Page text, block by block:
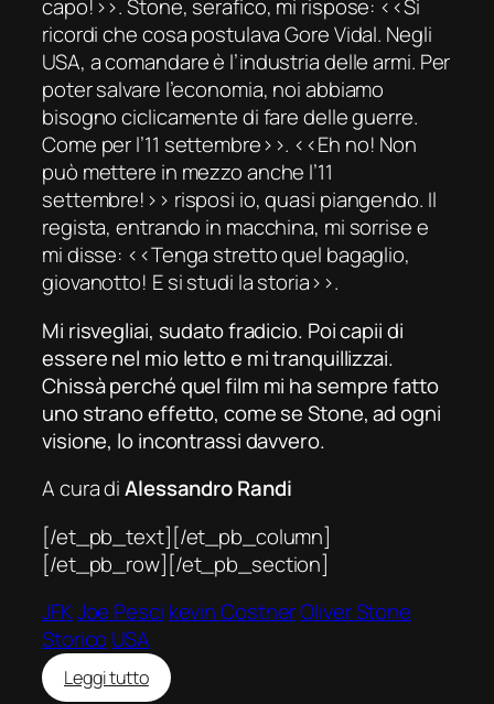
capo!››. Stone, serafico, mi rispose: ‹‹Si
ricordi che cosa postulava Gore Vidal. Negli
USA, a comandare è l’industria delle armi. Per
poter salvare l’economia, noi abbiamo
bisogno ciclicamente di fare delle guerre.
Come per l’11 settembre››. ‹‹Eh no! Non
può mettere in mezzo anche l’11
settembre!›› risposi io, quasi piangendo. Il
regista, entrando in macchina, mi sorrise e
mi disse: ‹‹Tenga stretto quel bagaglio,
giovanotto! E si studi la storia››.
Mi risvegliai, sudato fradicio. Poi capii di
essere nel mio letto e mi tranquillizzai.
Chissà perché quel film mi ha sempre fatto
uno strano effetto, come se Stone, ad ogni
visione, lo incontrassi davvero.
A cura diAlessandro Randi
[/et_pb_text][/et_pb_column]
[/et_pb_row][/et_pb_section]
JFKJoe Pesci kevin CostnerOliver Stone
Storico USA
Leggi tutto: